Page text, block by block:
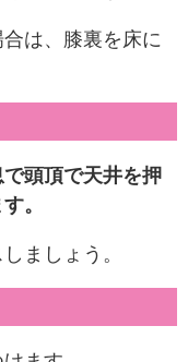
は、膝裏を床に
頭頂で天井を押
。
ましょう。